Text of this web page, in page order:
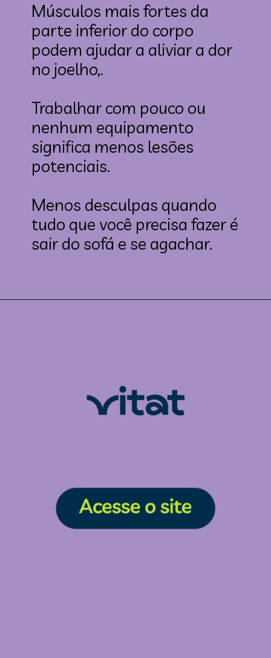
Músculos mais fortes da
parte inferior do corpo
podem ajudar a aliviar a dor
no joelho,.
Trabalhar com pouco ou
nenhum equipamento
significa menos lesões
potenciais.
Menos desculpas quando
tudo que você precisa fazer é
sair do sofá e se agachar.